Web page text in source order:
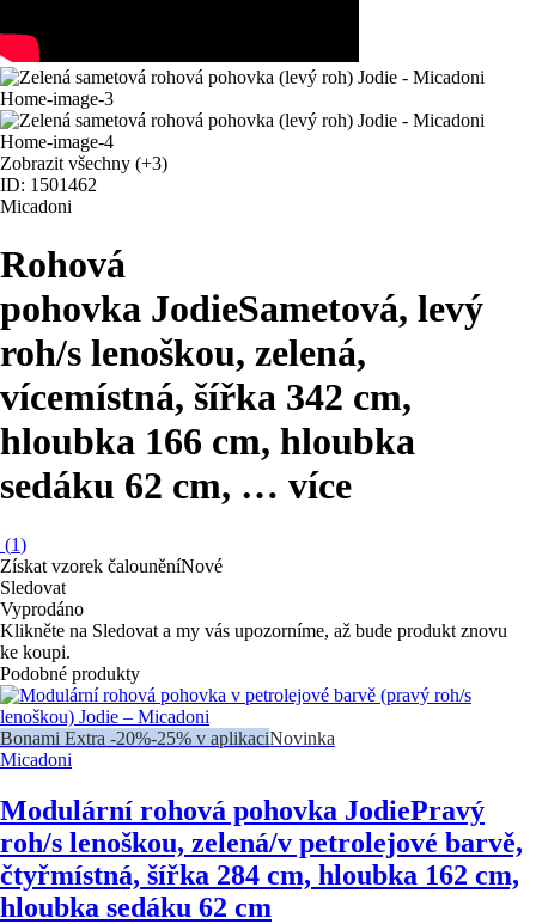
Zobrazit všechny (+3)
ID: 1501462
Micadoni
Rohová
pohovka JodieSametová, levý
roh/s lenoškou, zelená,
vícemístná, šířka 342 cm,
hloubka 166 cm, hloubka
sedáku 62 cm, … více
(1)
Získat vzorek čalouněníNové
Sledovat
Vyprodáno
Klikněte na Sledovat a my vás upozorníme, až bude produkt znovu
ke koupi.
Podobné produkty
Bonami Extra -20%-25% v aplikaciNovinka
Micadoni
Modulární rohová pohovka JodiePravý
roh/s lenoškou, zelená/v petrolejové barvě,
čtyřmístná, šířka 284 cm, hloubka 162 cm,
hloubka sedáku 62 cm